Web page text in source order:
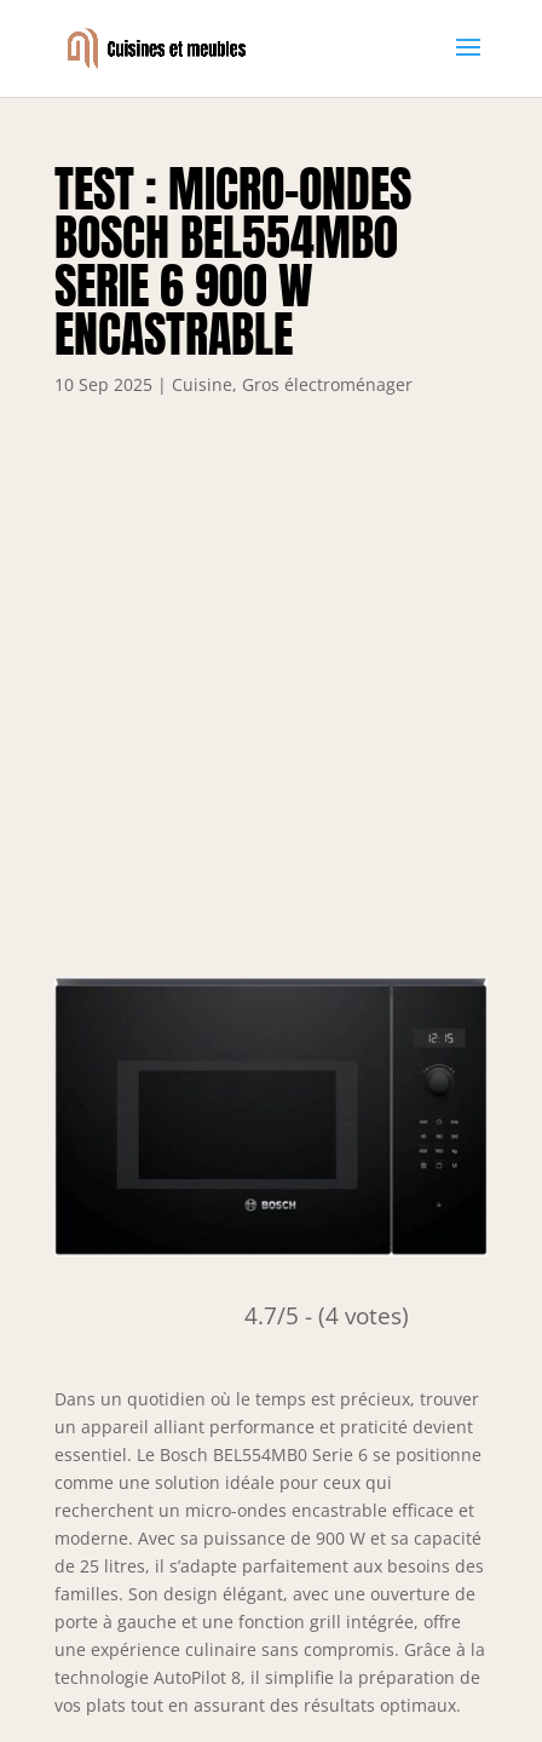
TEST : MICRO-ONDES
BOSCH BEL554MB0
SERIE 6 900 W
ENCASTRABLE
10 Sep 2025 | Cuisine, Gros électroménager
4.7/5 - (4 votes)
Dans un quotidien où le temps est précieux, trouver
un appareil alliant performance et praticité devient
essentiel. Le Bosch BEL554MB0 Serie 6 se positionne
comme une solution idéale pour ceux qui
recherchent un micro-ondes encastrable efficace et
moderne. Avec sa puissance de 900 W et sa capacité
de 25 litres, il s’adapte parfaitement aux besoins des
familles. Son design élégant, avec une ouverture de
porte à gauche et une fonction grill intégrée, offre
une expérience culinaire sans compromis. Grâce à la
technologie AutoPilot 8, il simplifie la préparation de
vos plats tout en assurant des résultats optimaux.